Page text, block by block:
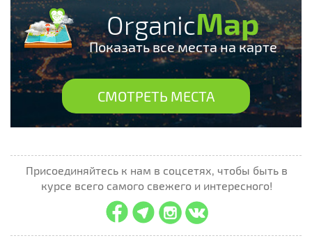
OrganicMap
Показать все места на карте
СМОТРЕТЬ МЕСТА
Присоединяйтесь к нам в соцсетях, чтобы быть в
курсе всего самого свежего и интересного!